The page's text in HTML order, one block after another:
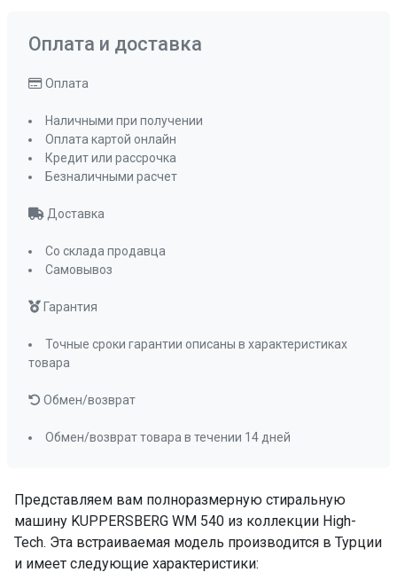
Материал барабана
Цвет
Бак
Диаметр люка, мм
Антиаллергия
Быстрая стирка 15 мин
Быстрая стирка 60 мин
Джинсы
Хлопок
Хлопок 20 °C
да
Цветные ткани
Шерсть
Спортивная одежда
да
Самодиагностика
Дополнительное полоскание
да
Легкая глажка
да
Отложенный старт
Представляем вам полноразмерную стиральную
машину KUPPERSBERG WM 540 из коллекции High-
Tech. Эта встраиваемая модель производится в Турции
и имеет следующие характеристики:
Оплата и доставка
Оплата
Наличными при получении
Оплата картой онлайн
Кредит или рассрочка
Безналичными расчет
Доставка
Со склада продавца
Самовывоз
Гарантия
Точные сроки гарантии описаны в характеристиках
товара
Обмен/возврат
Обмен/возврат товара в течении 14 дней